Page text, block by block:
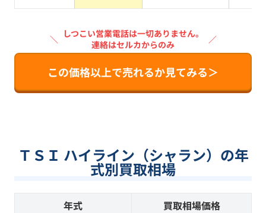
＼ しつこい営業電話は一切ありません。
連絡はセルカからのみ
／
この価格以上で売れるか見てみる＞
ＴＳＩ ハイライン（シャラン）の年
式別買取相場
年式 買取相場価格